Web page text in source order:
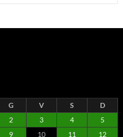
G V S
D
2 3 4
5
9 10 11
12